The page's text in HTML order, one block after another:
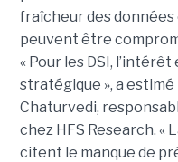
fraîcheur des
peuvent être
« Pour les DSI,
stratégique », a
Chaturvedi,
chez HFS Research.
citent le manque de